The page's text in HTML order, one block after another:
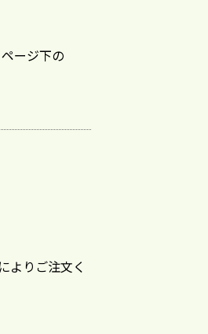
ージ下の
よりご注文く